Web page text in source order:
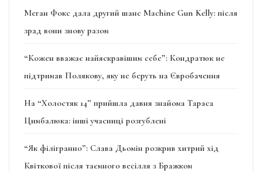
Меган Фокс дала другий шанс Machine Gun Kelly: після
зрад вони знову разом
“Кожен вважає найяскравішим себе”: Кондратюк не
підтримав Полякову, яку не беруть на Євробачення
На “Холостяк 14” прийшла давня знайома Тараса
Цимбалюка: інші учасниці розгублені
“Як філігранно”: Слава Дьомін розкрив хитрий хід
Квіткової після таємного весілля з Бражком